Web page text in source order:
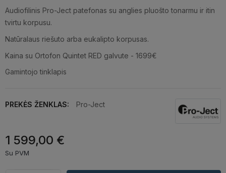
Audiofilinis Pro-Ject patefonas su anglies pluošto tonarmu ir itin
tvirtu korpusu.
Natūralaus riešuto arba eukalipto korpusas.
Kaina su Ortofon Quintet RED galvute - 1699€
Gamintojo tinklapis
PREKĖS ŽENKLAS: Pro-Ject
1 599,00 €
Su PVM